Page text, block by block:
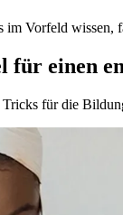
Vorfeld wissen,
für einen
für die